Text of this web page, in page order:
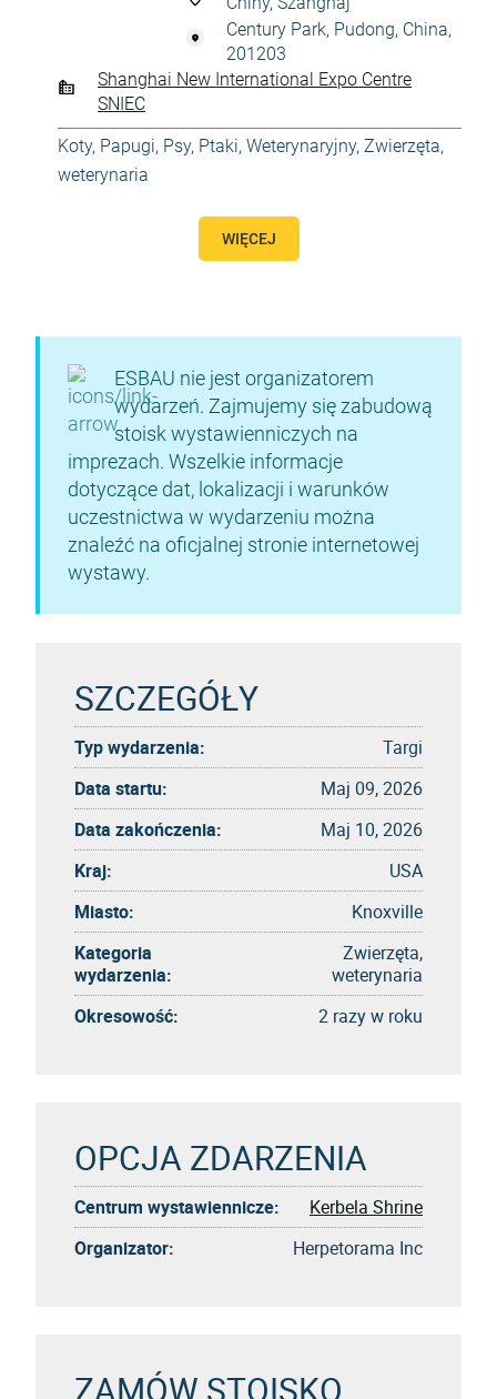
Century Park, Pudong, China,
201203
Shanghai New International Expo Centre
SNIEC
Koty, Papugi, Psy, Ptaki, Weterynaryjny, Zwierzęta,
weterynaria
WIĘCEJ
ESBAU nie jest organizatorem
wydarzeń. Zajmujemy się zabudową
stoisk wystawienniczych na
imprezach. Wszelkie informacje
dotyczące dat, lokalizacji i warunków
uczestnictwa w wydarzeniu można
znaleźć na oficjalnej stronie internetowej
wystawy.
SZCZEGÓŁY
Typ wydarzenia:
Targi
Data startu:
Maj 09, 2026
Data zakończenia:
Maj 10, 2026
Kraj:
USA
Miasto:
Knoxville
Kategoria
wydarzenia:
Zwierzęta,
weterynaria
Okresowość:
2 razy w roku
OPCJA ZDARZENIA
Centrum wystawiennicze:
Kerbela Shrine
Organizator:
Herpetorama Inc
ZAMÓW STOISKO